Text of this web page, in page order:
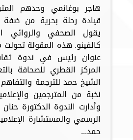
هاجر بوغانمي وحدهم
قيادة رحلة بحرية من
يقول الصحفي والروائي
كالفينو. هذه المقولة
عنوان رئيس في ندوة
المركز القطري للصحافة
الشيخ حمد للترجمة
نخبة من المترجمين
وأدارت الندوة الدكتورة
الرسمي والمستشارة
حمد...